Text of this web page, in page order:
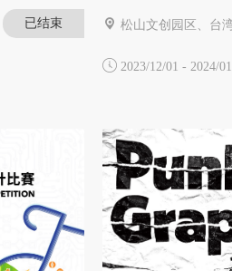
已结束 松山文创园区、台
2023/12/01 - 2024/